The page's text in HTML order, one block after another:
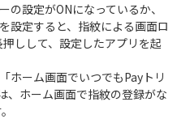
の設定がONになっているか、
設定すると、指紋による画面ロ
しして、設定したアプリを起
ホーム画面でいつでもPayトリ
、ホーム画面で指紋の登録がな